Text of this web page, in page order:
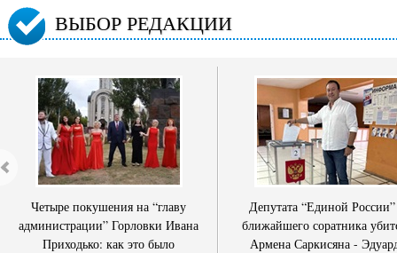
ВЫБОР РЕДАКЦИИ
Четыре покушения на “главу
администрации” Горловки Ивана
Приходько: как это было
Депутата “Единой
ближайшего соратника
Армена Саркисяна -